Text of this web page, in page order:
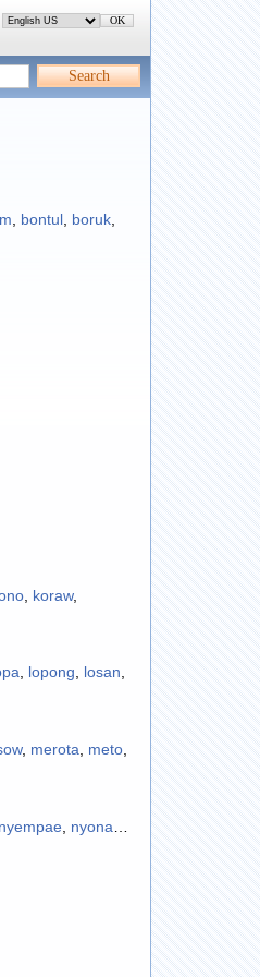
bontul, boruk,
, koraw,
, lopong, losan,
, merota, meto,
nyempae, nyona